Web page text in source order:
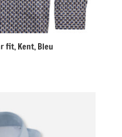
fit, Kent, Bleu